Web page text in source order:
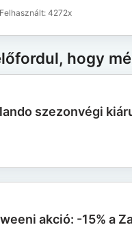
4272x
hogy
szezonvégi
akció: -15% a